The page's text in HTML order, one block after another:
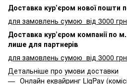
Доставка кур’єром нової пошти
для замовлень сумою від 3000
Доставка кур’єром компанії по
лише для партнерів
для замовлень сумою від 3000
Детальніше про умови доставки
Онлайн еквайринг LiqPay